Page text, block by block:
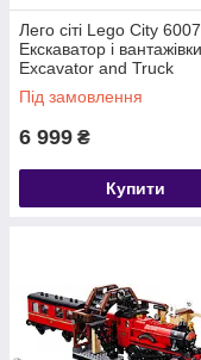
Лего сіті Lego City
Екскаватор і вантажівки
Excavator and Truck
Під замовлення
6 999 ₴
Купити